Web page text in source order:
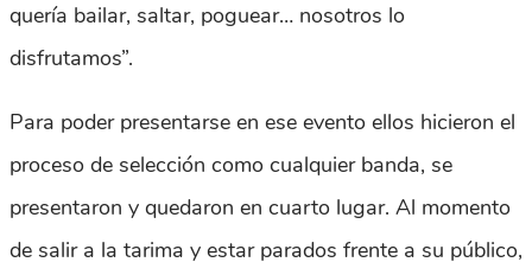
quería bailar, saltar, poguear… nosotros lo
disfrutamos”.
Para poder presentarse en ese evento ellos hicieron el
proceso de selección como cualquier banda, se
presentaron y quedaron en cuarto lugar. Al momento
de salir a la tarima y estar parados frente a su público,